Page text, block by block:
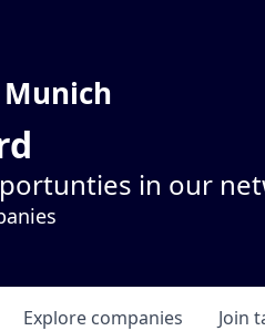
in our
Explore companies Join